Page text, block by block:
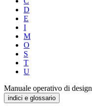
D
E
I
M
O
S
T
U
Manuale operativo di design
indici e glossario